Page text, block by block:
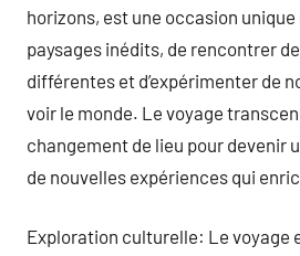
horizons, est une occasion
paysages inédits, de rencontrer
différentes et d’expérimenter de
voir le monde. Le voyage
changement de lieu pour devenir
de nouvelles expériences qui
Exploration culturelle: Le voyage